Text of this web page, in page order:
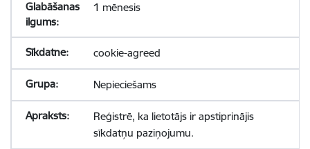
1 mēnesis
cookie-agreed
Nepieciešams
Reģistrē, ka lietotājs ir apstiprinājis
sīkdatņu paziņojumu.